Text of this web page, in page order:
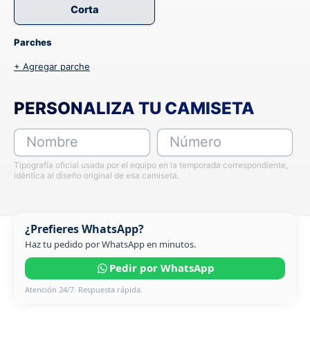
Corta
Parches
+ Agregar parche
PERSONALIZA TU CAMISETA
Nombre Número
Tipografía oficial usada por el equipo en la temporada correspondiente,
idéntica al diseño original de esa camiseta.
¿Prefieres WhatsApp?
Haz tu pedido por WhatsApp en minutos.
Pedir por WhatsApp
Atención 24/7. Respuesta rápida.